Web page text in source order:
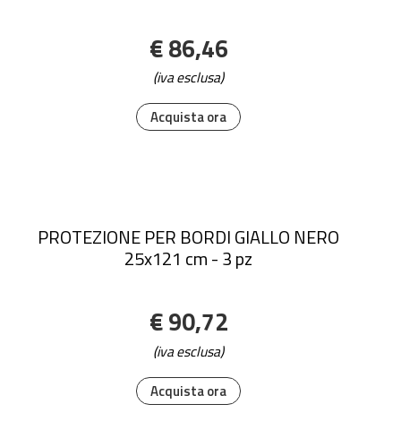
Acquista ora
€ 86,46
(iva esclusa)
Acquista ora
PROTEZIONE PER BORDI GIALLO NERO
25x121 cm - 3 pz
€ 90,72
(iva esclusa)